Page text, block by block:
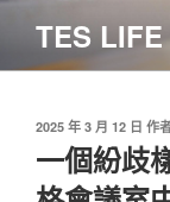
主
TES LIFE
發
於
2025 年 3 月 12 日 作
一個紛歧